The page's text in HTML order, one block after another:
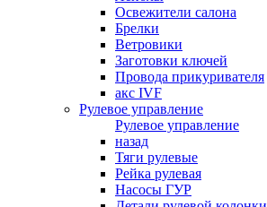
Освежители салона
Брелки
Ветровики
Заготовки ключей
Провода прикуривателя
акс IVF
Рулевое управление
Рулевое управление
назад
Тяги рулевые
Рейка рулевая
Насосы ГУР